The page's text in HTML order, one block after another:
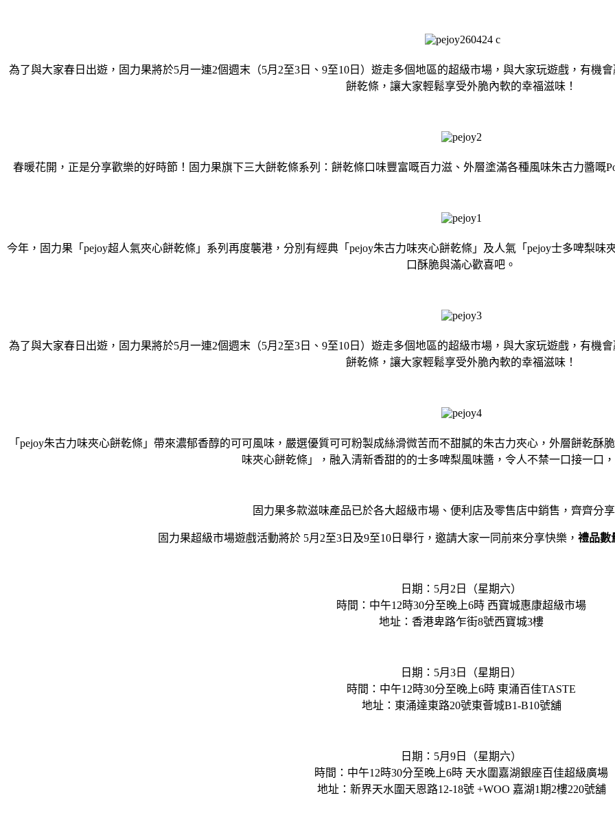
為了與大家春日出遊，固力果將於5月一連2個週末（5月2至3日、9至10日）遊走多個地區的超級市場，與大家玩遊戲，有機
餅乾條，讓大家輕鬆享受外脆內軟的幸福滋味！
春暖花開，正是分享歡樂的好時節！固力果旗下三大餅乾條系列：餅乾條口味豐富嘅百力滋、外層塗滿各種風味朱古力醬嘅
今年，固力果「pejoy超人氣夾心餅乾條」系列再度襲港，分別有經典「pejoy朱古力味夾心餅乾條」及人氣「pejoy士多啤梨
口酥脆與滿心歡喜吧。
為了與大家春日出遊，固力果將於5月一連2個週末（5月2至3日、9至10日）遊走多個地區的超級市場，與大家玩遊戲，有機
餅乾條，讓大家輕鬆享受外脆內軟的幸福滋味！
「pejoy朱古力味夾心餅乾條」帶來濃郁香醇的可可風味，嚴選優質可可粉製成絲滑微苦而不甜膩的朱古力夾心，外層餅乾酥
味夾心餅乾條」，融入清新香甜的的士多啤梨風味醬，令人不禁一口接一口
固力果多款滋味產品已於各大超級市場、便利店及零售店中銷售，齊齊分享
固力果超級市場遊戲活動將於 5月2至3日及9至10日舉行，邀請大家一同前來分享快樂， 禮品數
日期：5月2日（星期六）
時間：中午12時30分至晚上6時 西寶城惠康超級市場
地址：香港卑路乍街8號西寶城3樓
日期：5月3日（星期日）
時間：中午12時30分至晚上6時 東涌百佳TASTE
地址：東涌達東路20號東薈城B1-B10號舖
日期：5月9日（星期六）
時間：中午12時30分至晚上6時 天水圍嘉湖銀座百佳超級廣場
地址：新界天水圍天恩路12-18號 +WOO 嘉湖1期2樓220號舖